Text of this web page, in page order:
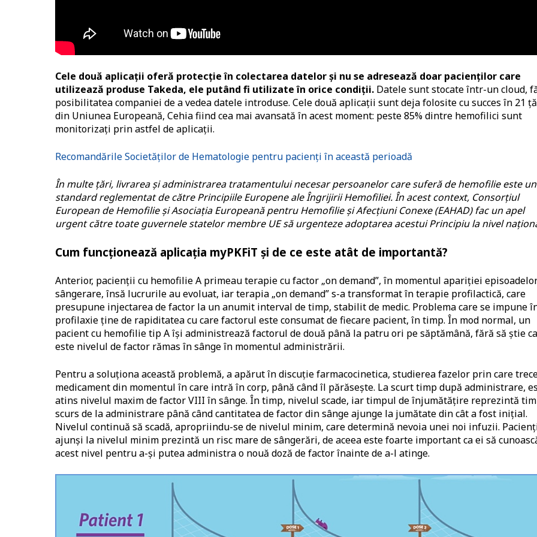
Cele două aplicații oferă protecție în colectarea datelor și nu se adresează doar pacienților care
utilizează produse Takeda, ele putând fi utilizate în orice condiții. Datele sunt stocate într-un cloud,
posibilitatea companiei de a vedea datele introduse. Cele două aplicații sunt deja folosite cu succes în 21
din Uniunea Europeană, Cehia fiind cea mai avansată în acest moment: peste 85% dintre hemofilici sunt
monitorizați prin astfel de aplicații.
Recomandările Societăților de Hematologie pentru pacienți în această perioadă
În multe țări, livrarea și administrarea tratamentului necesar persoanelor care suferă de hemofilie este un
standard reglementat de către Principiile Europene ale Îngrijirii Hemofiliei. În acest context, Consorţiul
European de Hemofilie și Asociația Europeană pentru Hemofilie și Afecțiuni Conexe (EAHAD) fac un apel
urgent către toate guvernele statelor membre UE să urgenteze adoptarea acestui Principiu la nivel
Cum funcționează aplicația myPKFiT și de ce este atât de importantă?
Anterior, pacienții cu hemofilie A primeau terapie cu factor „on demand”, în momentul apariției
sângerare, însă lucrurile au evoluat, iar terapia „on demand” s-a transformat în terapie profilactică, care
presupune injectarea de factor la un anumit interval de timp, stabilit de medic. Problema care se impune
profilaxie ține de rapiditatea cu care factorul este consumat de fiecare pacient, în timp. În mod normal, un
pacient cu hemofilie tip A își administrează factorul de două până la patru ori pe săptămână, fără să știe
este nivelul de factor rămas în sânge în momentul administrării.
Pentru a soluționa această problemă, a apărut în discuție farmacocinetica, studierea fazelor prin care
medicament din momentul în care intră în corp, până când îl părăsește. La scurt timp după administrare,
atins nivelul maxim de factor VIII în sânge. În timp, nivelul scade, iar timpul de înjumătățire reprezintă
scurs de la administrare până când cantitatea de factor din sânge ajunge la jumătate din cât a fost inițial.
Nivelul continuă să scadă, apropriindu-se de nivelul minim, care determină nevoia unei noi infuzii.
ajunși la nivelul minim prezintă un risc mare de sângerări, de aceea este foarte important ca ei să
acest nivel pentru a-și putea administra o nouă doză de factor înainte de a-l atinge.